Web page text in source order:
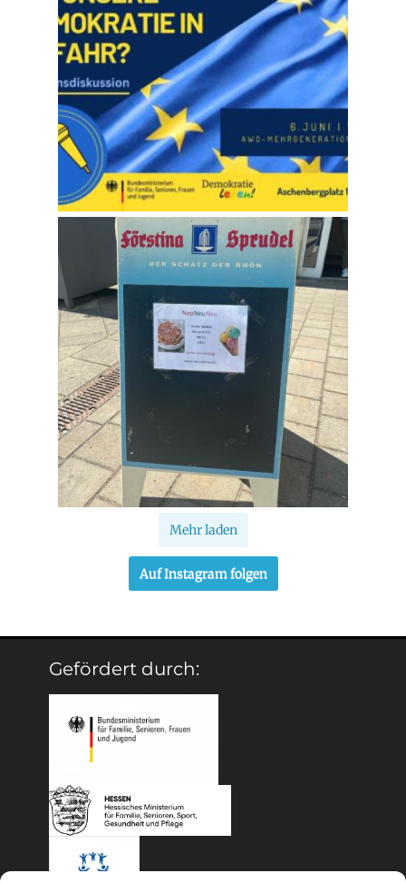
Mehr laden
Auf Instagram folgen
Gefördert durch: